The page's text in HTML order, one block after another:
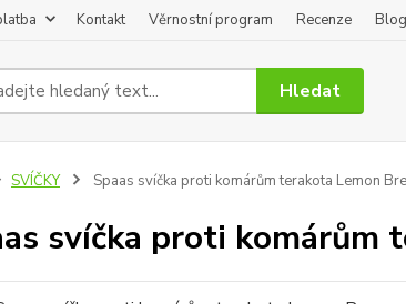
Kontakt Věrnostní program Recenze Blog
Hledat
SVÍČKY Spaas svíčka proti komárům terakota Lemon
svíčka proti komárům